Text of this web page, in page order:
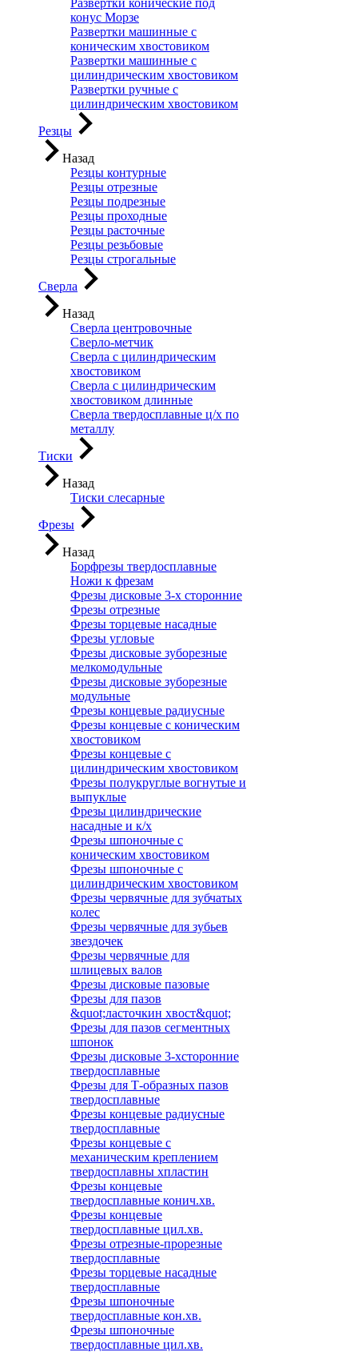
Развертки конические под
конус Морзе
Развертки машинные с
коническим хвостовиком
Развертки машинные с
цилиндрическим хвостовиком
Развертки ручные с
цилиндрическим хвостовиком
Резцы
Назад
Резцы контурные
Резцы отрезные
Резцы подрезные
Резцы проходные
Резцы расточные
Резцы резьбовые
Резцы строгальные
Сверла
Назад
Сверла центровочные
Сверло-метчик
Сверла с цилиндрическим
хвостовиком
Сверла с цилиндрическим
хвостовиком длинные
Сверла твердосплавные ц/х по
металлу
Тиски
Назад
Тиски слесарные
Фрезы
Назад
Борфрезы твердосплавные
Ножи к фрезам
Фрезы дисковые 3-х сторонние
Фрезы отрезные
Фрезы торцевые насадные
Фрезы угловые
Фрезы дисковые зуборезные
мелкомодульные
Фрезы дисковые зуборезные
модульные
Фрезы концевые радиусные
Фрезы концевые с коническим
хвостовиком
Фрезы концевые с
цилиндрическим хвостовиком
Фрезы полукруглые вогнутые и
выпуклые
Фрезы цилиндрические
насадные и к/х
Фрезы шпоночные с
коническим хвостовиком
Фрезы шпоночные с
цилиндрическим хвостовиком
Фрезы червячные для зубчатых
колес
Фрезы червячные для зубьев
звездочек
Фрезы червячные для
шлицевых валов
Фрезы дисковые пазовые
Фрезы для пазов
&quot;ласточкин хвост&quot;
Фрезы для пазов сегментных
шпонок
Фрезы дисковые 3-хсторонние
твердосплавные
Фрезы для Т-образных пазов
твердосплавные
Фрезы концевые радиусные
твердосплавные
Фрезы концевые с
механическим креплением
твердосплавны хпластин
Фрезы концевые
твердосплавные конич.хв.
Фрезы концевые
твердосплавные цил.хв.
Фрезы отрезные-прорезные
твердосплавные
Фрезы торцевые насадные
твердосплавные
Фрезы шпоночные
твердосплавные кон.хв.
Фрезы шпоночные
твердосплавные цил.хв.